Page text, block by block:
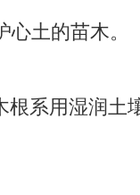
土的苗木。
系用湿润土